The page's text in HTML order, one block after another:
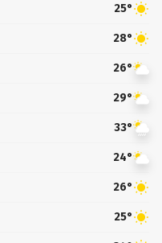
25°
28°
26°
29°
33°
24°
26°
25°